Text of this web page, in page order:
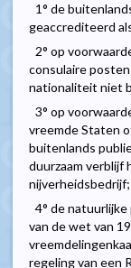
1° de
geaccrediteerd
2° op
consulaire
nationaliteit niet
3° op
vreemde Staten
buitenlands
duurzaam verblijf
nijverheidsbedrijf;
4° de
van de wet van
regeling van een